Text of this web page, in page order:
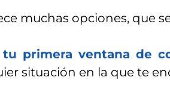
muchas opciones, que
tu primera ventana de
situación en la que te